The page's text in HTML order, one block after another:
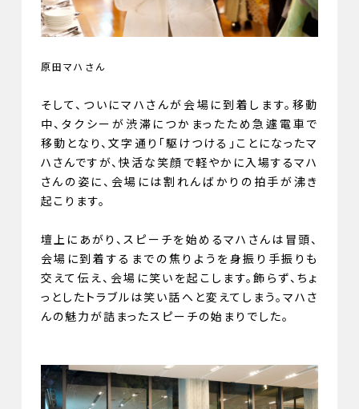
原田マハさん
そして、ついにマハさんが会場に到着します。移動
中、タクシーが渋滞につかまったため急遽電車で
移動となり、文字通り「駆けつける」ことになったマ
ハさんですが、快活な笑顔で軽やかに入場するマハ
さんの姿に、会場には割れんばかりの拍手が沸き
起こります。
壇上にあがり、スピーチを始めるマハさんは冒頭、
会場に到着するまでの焦りようを身振り手振りも
交えて伝え、会場に笑いを起こします。飾らず、ちょ
っとしたトラブルは笑い話へと変えてしまう。マハさ
んの魅力が詰まったスピーチの始まりでした。